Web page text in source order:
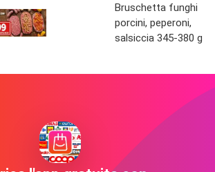
Bruschetta funghi
porcini, peperoni,
salsiccia 345-380 g